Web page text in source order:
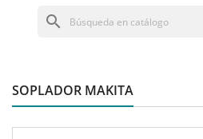
SOPLADOR MAKITA
search